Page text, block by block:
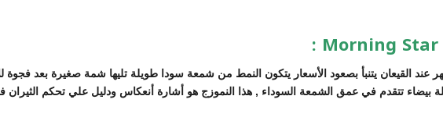
القيعان يتنبأ بصعود الأسعار يتكون النمط من شمعة سودا طويلة تليها شمة صغيرة بعد فجوة
بيضاء تتقدم في عمق الشمعة السوداء , هذا النموزج هو أشارة أنعكاس ودليل علي تحكم الثيران